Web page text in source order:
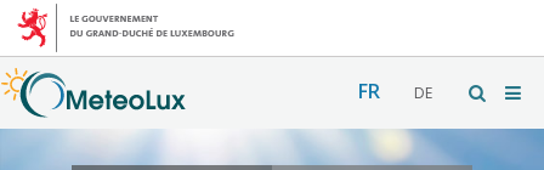
FR DE